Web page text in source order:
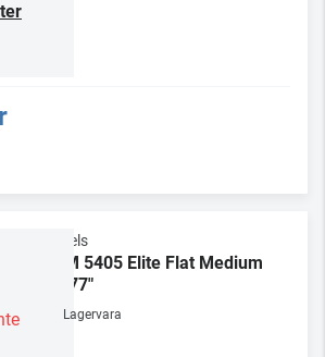
Vogels
TVM 5405 Elite Flat Medium
32-77"
Lagervara